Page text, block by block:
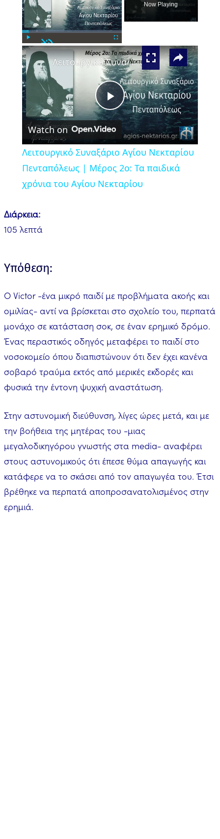
Play Unmute Fullscreen
Now Playing
×
Play
Video
Λειτουργικό Συναξάριο Αγίου Νεκταρίου Πενταπόλεως | Μέρος 2ο: Τα παιδικά χρόνια του Αγίου Νεκταρίου
Watch on
Λειτουργικό Συναξάριο Αγίου Νεκταρίου
Πενταπόλεως | Μέρος 2ο: Τα παιδικά
χρόνια του Αγίου Νεκταρίου
Διάρκεια:
105 λεπτά
Υπόθεση:
Ο Victor -ένα μικρό παιδί με προβλήματα ακοής και
ομιλίας- αντί να βρίσκεται στο σχολείο του, περπατά
μονάχο σε κατάσταση σοκ, σε έναν ερημικό δρόμο.
Ένας περαστικός οδηγός μεταφέρει το παιδί στο
νοσοκομείο όπου διαπιστώνουν ότι δεν έχει κανένα
σοβαρό τραύμα εκτός από μερικές εκδορές και
φυσικά την έντονη ψυχική αναστάτωση.
Στην αστυνομική διεύθυνση, λίγες ώρες μετά, και με
την βοήθεια της μητέρας του -μιας
μεγαλοδικηγόρου γνωστής στα media- αναφέρει
στους αστυνομικούς ότι έπεσε θύμα απαγωγής και
κατάφερε να το σκάσει από τον απαγωγέα του. Έτσι
βρέθηκε να περπατά αποπροσανατολισμένος στην
ερημιά.